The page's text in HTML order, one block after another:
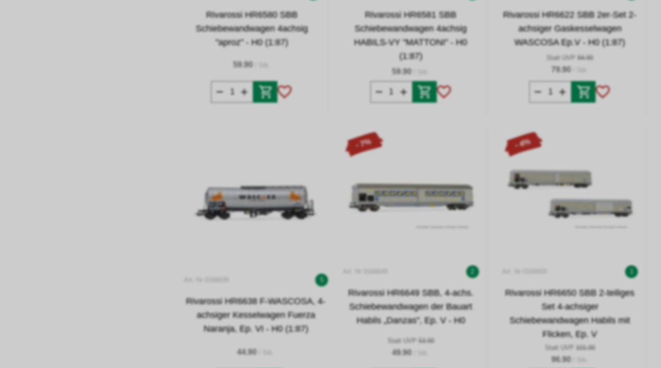
Rivarossi HR6580 SBB
Schiebewandwagen 4achsig
"aproz" - H0 (1:87)
59.90
Rivarossi HR6581 SBB
Schiebewandwagen 4achsig
HABILS-VY "MATTONI" - H0
(1:87)
59.90
Rivarossi HR6622 SBB 2er-Set 2-
achsiger Gaskesselwagen
WASCOSA Ep.V - H0 (1:87)
Statt UVP 84.90
79.90
Rivarossi HR6638 F-WASCOSA, 4-
achsiger Kesselwagen Fuerza
Naranja, Ep. VI - H0 (1:87)
44.90
- 7%
Rivarossi HR6649 SBB, 4-achs.
Schiebewandwagen der Bauart
Habils „Danzas", Ep. V - H0
Statt UVP 53.90
49.90
- 4%
Rivarossi HR6650 SBB 2-teiliges
Set 4-achsiger
Schiebewandwagen Habils mit
Flicken, Ep. V
Statt UVP 101.00
96.90